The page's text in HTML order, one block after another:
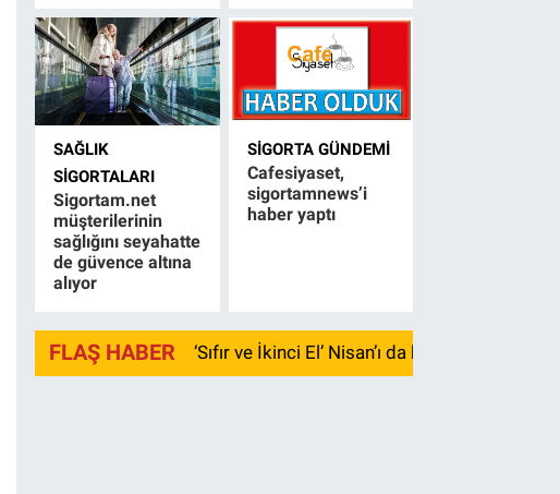
SAĞLIK
SIGORTALARI
Sigortam.net
müşterilerinin
sağlığını seyahatte
de güvence altına
alıyor
SIGORTA GÜNDEMI
Cafesiyaset,
sigortamnews’i
haber yaptı
FLAŞ HABER ‘Sıfır ve İkinci El’ Nisan’ı da kayıpla kapadı